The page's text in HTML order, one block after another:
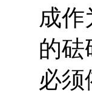
成作
的砝
必须